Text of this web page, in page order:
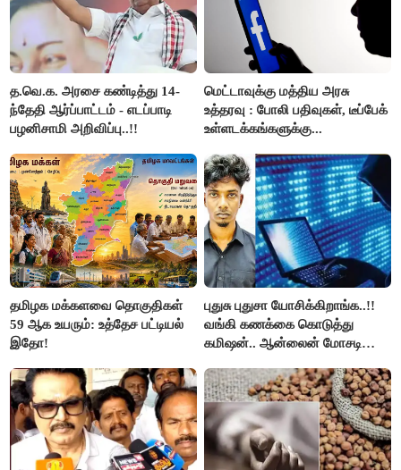
த.வெ.க. அரசை கண்டித்து 14-
ந்தேதி ஆர்ப்பாட்டம் - எடப்பாடி
பழனிசாமி அறிவிப்பு..!!
மெட்டாவுக்கு மத்திய அரசு
உத்தரவு : போலி பதிவுகள், டீப்பேக்
உள்ளடக்கங்களுக்கு...
தமிழக மக்களவை தொகுதிகள்
59 ஆக உயரும்: உத்தேச பட்டியல்
இதோ!
புதுசு புதுசா யோசிக்கிறாங்க..!!
வங்கி கணக்கை கொடுத்து
கமிஷன்.. ஆன்லைன் மோசடி
கைது..!!